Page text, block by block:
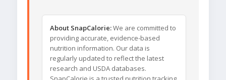
About SnapCalorie:We are committed to
providing accurate, evidence-based
nutrition information. Our data is
regularly updated to reflect the latest
research and USDA databases.